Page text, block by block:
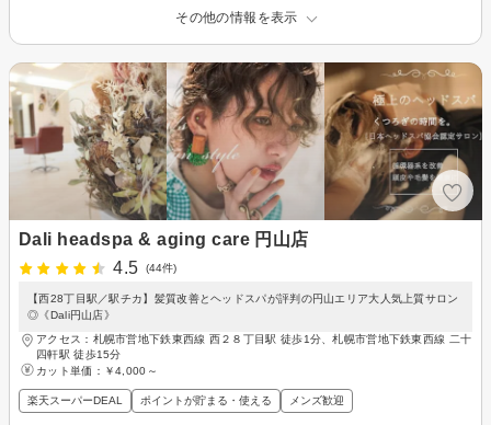
その他の情報を表示
Dali headspa & aging care 円山店
4.5
(44件)
【西28丁目駅／駅チカ】髪質改善とヘッドスパが評判の円山エリア大人気上質サロン
◎《Dali円山店》
アクセス：札幌市営地下鉄東西線 西２８丁目駅 徒歩1分、札幌市営地下鉄東西線 二十
四軒駅 徒歩15分
カット単価： ￥4,000～
楽天スーパーDEAL ポイントが貯まる・使える メンズ歓迎